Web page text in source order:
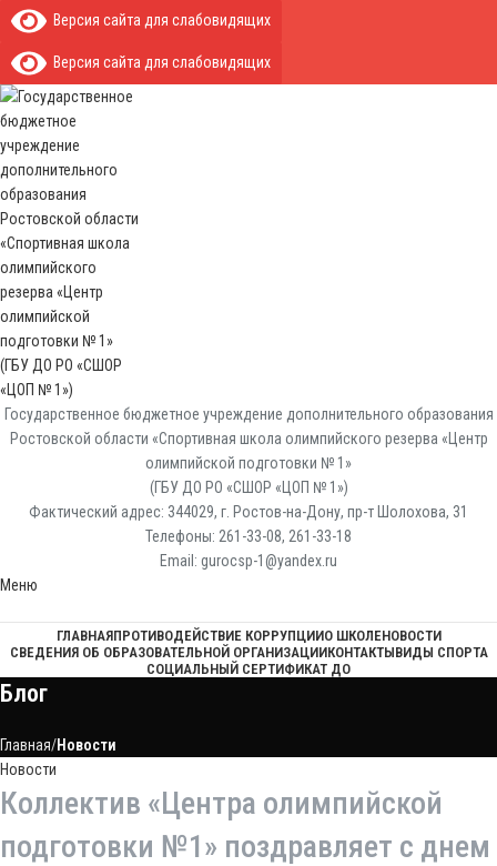
Версия сайта для слабовидящих
Версия сайта для слабовидящих
Государственное бюджетное учреждение дополнительного образования
Ростовской области «Спортивная школа олимпийского резерва «Центр
олимпийской подготовки № 1»
(ГБУ ДО РО «СШОР «ЦОП № 1»)
Фактический адрес: 344029, г. Ростов-на-Дону, пр-т Шолохова, 31
Телефоны: 261-33-08, 261-33-18
Email: gurocsp-1@yandex.ru
Меню
ГЛАВНАЯПРОТИВОДЕЙСТВИЕ КОРРУПЦИИО ШКОЛЕНОВОСТИ
СВЕДЕНИЯ ОБ ОБРАЗОВАТЕЛЬНОЙ ОРГАНИЗАЦИИКОНТАКТЫВИДЫ СПОРТА
СОЦИАЛЬНЫЙ СЕРТИФИКАТ ДО
Блог
Главная Новости
Новости
Коллектив «Центра олимпийской
подготовки №1» поздравляет с днем